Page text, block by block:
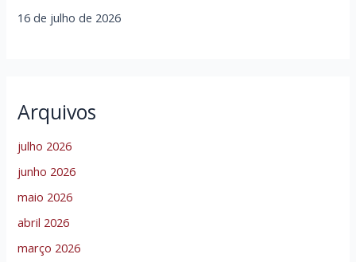
16 de julho de 2026
Arquivos
julho 2026
junho 2026
maio 2026
abril 2026
março 2026